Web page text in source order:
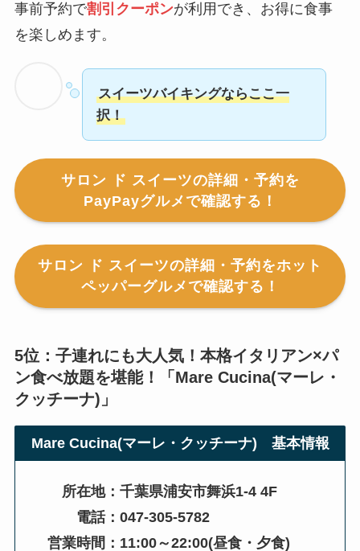
事前予約で割引クーポンが利用でき、お得に食事
を楽しめます。
スイーツバイキングならここ一
択！
サロン ド スイーツの詳細・予約を
PayPayグルメで確認する！
サロン ド スイーツの詳細・予約をホット
ペッパーグルメで確認する！
5位：子連れにも大人気！本格イタリアン×パ
ン食べ放題を堪能！「Mare Cucina(マーレ・
クッチーナ) 」
Mare Cucina(マーレ・クッチーナ) 基本情報
所在地：千葉県浦安市舞浜1-4 4F
電話：047-305-5782
営業時間：11:00～22:00(昼食・夕食)